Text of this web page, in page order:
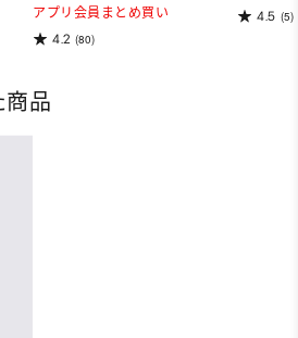
アプリ会員まとめ買い
4.2 (80)
4.5 (5)
商品